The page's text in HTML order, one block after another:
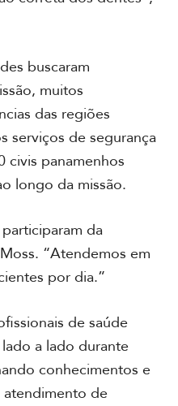
buscaram
muitos
das regiões
de segurança
civis panamenhos
longo da missão.
da
“Atendemos em
por dia.”
de saúde
a lado durante
conhecimentos e
atendimento de